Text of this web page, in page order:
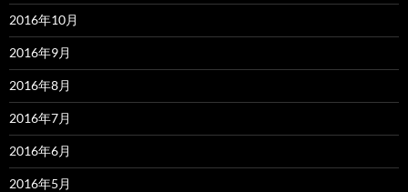
2016年10月
2016年9月
2016年8月
2016年7月
2016年6月
2016年5月